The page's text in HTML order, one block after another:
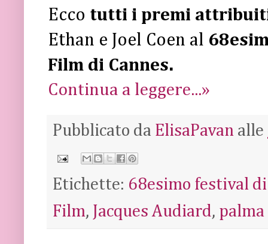
Ecco tutti i premi
Ethan e Joel Coen al
Film di Cannes.
Continua a leggere...»
Pubblicato da ElisaPavan alle
Etichette: 68esimo festival di
Film, Jacques Audiard,